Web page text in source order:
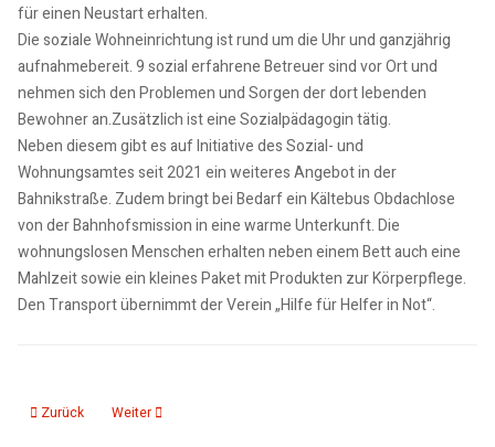
für einen Neustart erhalten.
Die soziale Wohneinrichtung ist rund um die Uhr und ganzjährig
aufnahmebereit. 9 sozial erfahrene Betreuer sind vor Ort und
nehmen sich den Problemen und Sorgen der dort lebenden
Bewohner an.Zusätzlich ist eine Sozialpädagogin tätig.
Neben diesem gibt es auf Initiative des Sozial- und
Wohnungsamtes seit 2021 ein weiteres Angebot in der
Bahnikstraße. Zudem bringt bei Bedarf ein Kältebus Obdachlose
von der Bahnhofsmission in eine warme Unterkunft. Die
wohnungslosen Menschen erhalten neben einem Bett auch eine
Mahlzeit sowie ein kleines Paket mit Produkten zur Körperpflege.
Den Transport übernimmt der Verein „Hilfe für Helfer in Not“.
Vorheriger Beitrag: Magdeburg benötigt weiteres Gymnasium
Zurück Nächster Beitrag: Sechs Projekte für Denkmalpflege
Weiter